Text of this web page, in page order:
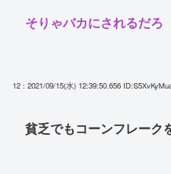
そりゃバカにされるだろ
12 : 2021/09/15(水) 12:39:50.656
貧乏でもコーンフレーク